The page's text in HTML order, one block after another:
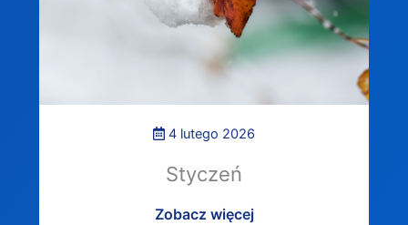
4 lutego 2026
Styczeń
Zobacz więcej